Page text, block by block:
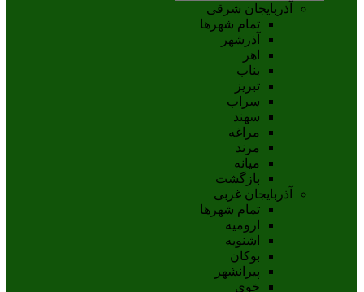
آذربایجان شرقی
تمام شهر‌ها
آذرشهر
اهر
بناب
تبريز
سراب
سهند
مراغه
مرند
ميانه
بازگشت
آذربایجان غربی
تمام شهر‌ها
اروميه
اشنويه
بوکان
پيرانشهر
خوي